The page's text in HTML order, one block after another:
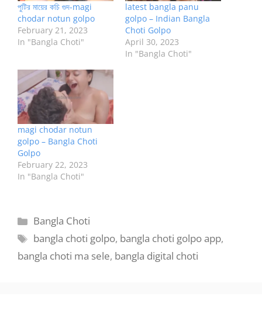
পুটির মায়ের কচি গুদ-magi
chodar notun golpo
February 21, 2023
In "Bangla Choti"
latest bangla panu
golpo – Indian Bangla
Choti Golpo
April 30, 2023
In "Bangla Choti"
magi chodar notun
golpo – Bangla Choti
Golpo
February 22, 2023
In "Bangla Choti"
Categories
Bangla Choti
Tags
bangla choti golpo, bangla choti golpo app,
bangla choti ma sele, bangla digital choti